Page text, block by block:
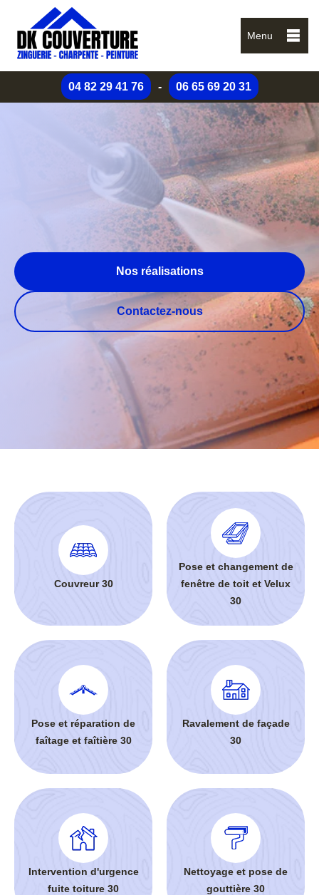
Menu
04 82 29 41 76 - 06 65 69 20 31
Nos réalisations
Contactez-nous
Couvreur 30
Pose et changement de
fenêtre de toit et Velux
30
Pose et réparation de
faîtage et faîtière 30
Ravalement de façade
30
Intervention d'urgence
fuite toiture 30
Nettoyage et pose de
gouttière 30